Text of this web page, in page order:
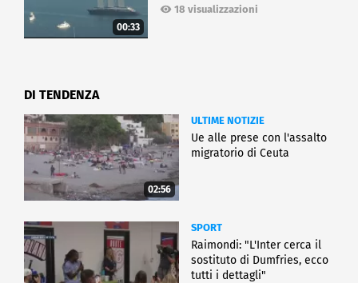
00:33
18 visualizzazioni
DI TENDENZA
02:56
ULTIME NOTIZIE
Ue alle prese con l'assalto
migratorio di Ceuta
SPORT
Raimondi: "L'Inter cerca il
sostituto di Dumfries, ecco
tutti i dettagli"